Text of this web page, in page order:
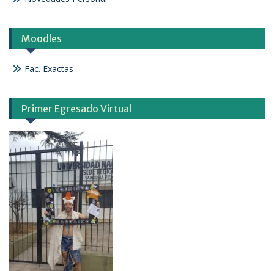
Moodles
Fac. Exactas
Primer Egresado Virtual